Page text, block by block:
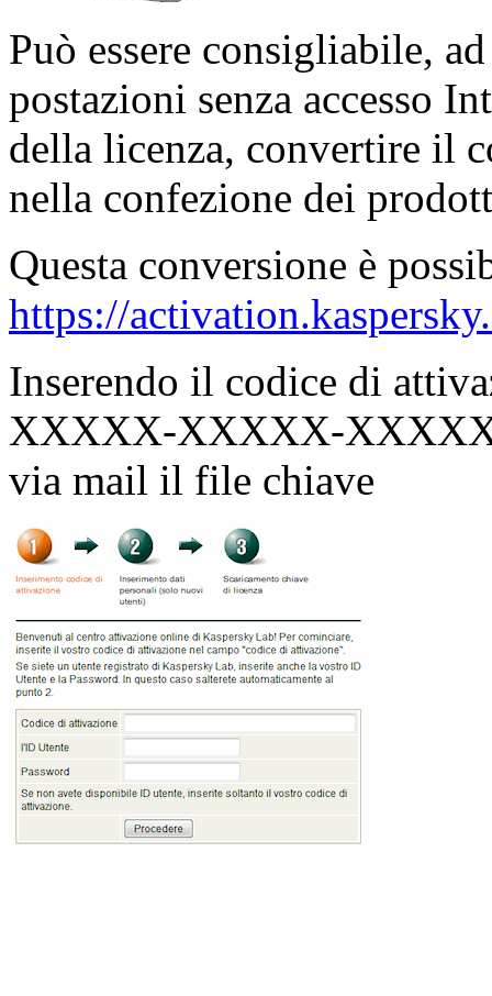
Può essere consigliabile,
postazioni senza accesso
della licenza, convertire il
nella confezione dei
Questa conversione è
https://
Inserendo il codice di
XXXXX-XXXXX-XXXXX
via mail il file chiave